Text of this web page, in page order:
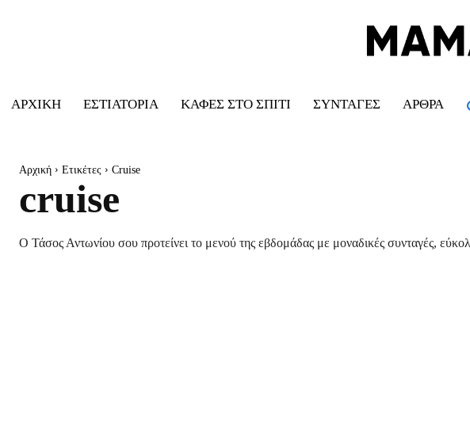
ΑΡΧΙΚΉ ΕΣΤΙΑΤΌΡΙΑ ΚΑΦΈΣ ΣΤΟ ΣΠΊΤΙ ΣΥΝΤΑΓΈΣ ΆΡΘΡΑ
Αρχική Ετικέτες Cruise
cruise
Ο Τάσος Αντωνίου σου προτείνει το μενού της εβδομάδας με μοναδικές συνταγές,